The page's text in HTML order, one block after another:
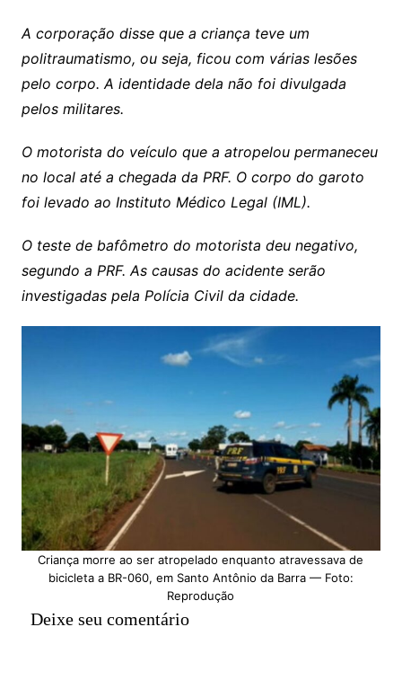
A corporação disse que a criança teve um
politraumatismo, ou seja, ficou com várias lesões
pelo corpo. A identidade dela não foi divulgada
pelos militares.
O motorista do veículo que a atropelou permaneceu
no local até a chegada da PRF. O corpo do garoto
foi levado ao Instituto Médico Legal (IML).
O teste de bafômetro do motorista deu negativo,
segundo a PRF. As causas do acidente serão
investigadas pela Polícia Civil da cidade.
Criança morre ao ser atropelado enquanto atravessava de
bicicleta a BR-060, em Santo Antônio da Barra — Foto:
Reprodução
Deixe seu comentário